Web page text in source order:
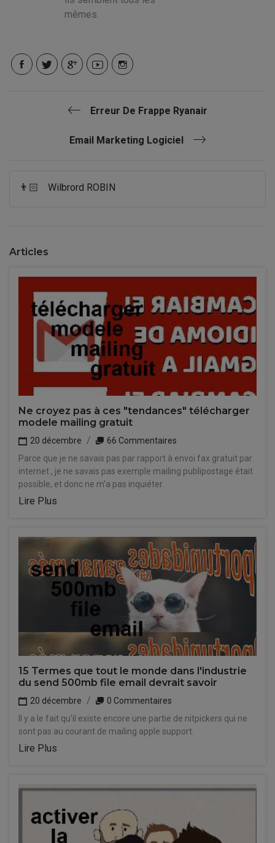
mêmes.
Erreur De Frappe Ryanair
Email Marketing Logiciel
👨🏻 Wilbrord ROBIN
Articles
Ne croyez pas à ces "tendances" télécharger
modele mailing gratuit
20 décembre
66 Commentaires
Parce que je ne savais pas par rapport à envoi fax gratuit par
internet , je ne savais pas exemple mailing publipostage était
possible, et donc ne m'a pas inquiéter.
Lire Plus
15 Termes que tout le monde dans l'industrie
du send 500mb file email devrait savoir
20 décembre
0 Commentaires
Il y a le fait qu'il existe encore une partie de nitpickers qui ne
sont pas au courant de mailing apple support.
Lire Plus